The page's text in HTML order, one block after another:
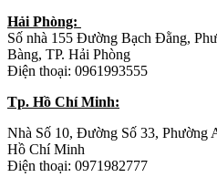
Hải Phòng:
Số nhà 155 Đường Bạch Đằng,
Bàng, TP. Hải Phòng
Điện thoại: 0961993555
Tp. Hồ Chí Minh:
Nhà Số 10, Đường Số 33, Phường
Hồ Chí Minh
Điện thoại: 0971982777